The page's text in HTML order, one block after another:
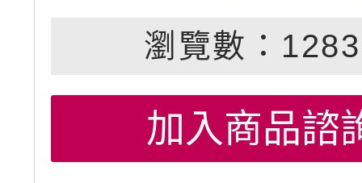
瀏覽數：
加入商品諮